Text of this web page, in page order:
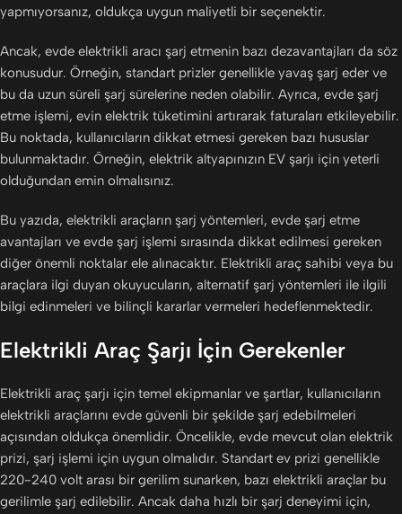
yapmıyorsanız, oldukça uygun maliyetli bir seçenektir.
Ancak, evde elektrikli aracı şarj etmenin bazı dezavantajları da söz
konusudur. Örneğin, standart prizler genellikle yavaş şarj eder ve
bu da uzun süreli şarj sürelerine neden olabilir. Ayrıca, evde şarj
etme işlemi, evin elektrik tüketimini artırarak faturaları etkileyebilir.
Bu noktada, kullanıcıların dikkat etmesi gereken bazı hususlar
bulunmaktadır. Örneğin, elektrik altyapınızın EV şarjı için yeterli
olduğundan emin olmalısınız.
Bu yazıda, elektrikli araçların şarj yöntemleri, evde şarj etme
avantajları ve evde şarj işlemi sırasında dikkat edilmesi gereken
diğer önemli noktalar ele alınacaktır. Elektrikli araç sahibi veya bu
araçlara ilgi duyan okuyucuların, alternatif şarj yöntemleri ile ilgili
bilgi edinmeleri ve bilinçli kararlar vermeleri hedeflenmektedir.
Elektrikli Araç Şarjı İçin Gerekenler
Elektrikli araç şarjı için temel ekipmanlar ve şartlar, kullanıcıların
elektrikli araçlarını evde güvenli bir şekilde şarj edebilmeleri
açısından oldukça önemlidir. Öncelikle, evde mevcut olan elektrik
prizi, şarj işlemi için uygun olmalıdır. Standart ev prizi genellikle
220-240 volt arası bir gerilim sunarken, bazı elektrikli araçlar bu
gerilimle şarj edilebilir. Ancak daha hızlı bir şarj deneyimi için,